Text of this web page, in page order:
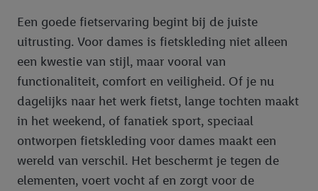
Een goede fietservaring begint bij de juiste
uitrusting. Voor dames is fietskleding niet alleen
een kwestie van stijl, maar vooral van
functionaliteit, comfort en veiligheid. Of je nu
dagelijks naar het werk fietst, lange tochten maakt
in het weekend, of fanatiek sport, speciaal
ontworpen fietskleding voor dames maakt een
wereld van verschil. Het beschermt je tegen de
elementen, voert vocht af en zorgt voor de